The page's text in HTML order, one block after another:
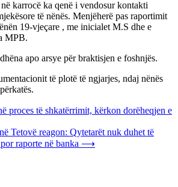
karrocë ka qenë i vendosur kontakti
të nënës. Menjëherë pas raportimit
19-vjeçare , me inicialet M.S dhe e
MPB.
apo arsye për braktisjen e foshnjës.
të plotë të ngjarjes, ndaj nënës
proces të shkatërrimit, kërkon dorëheqjen e
Tetovë reagon: Qytetarët nuk duhet të
raporte në banka ⟶